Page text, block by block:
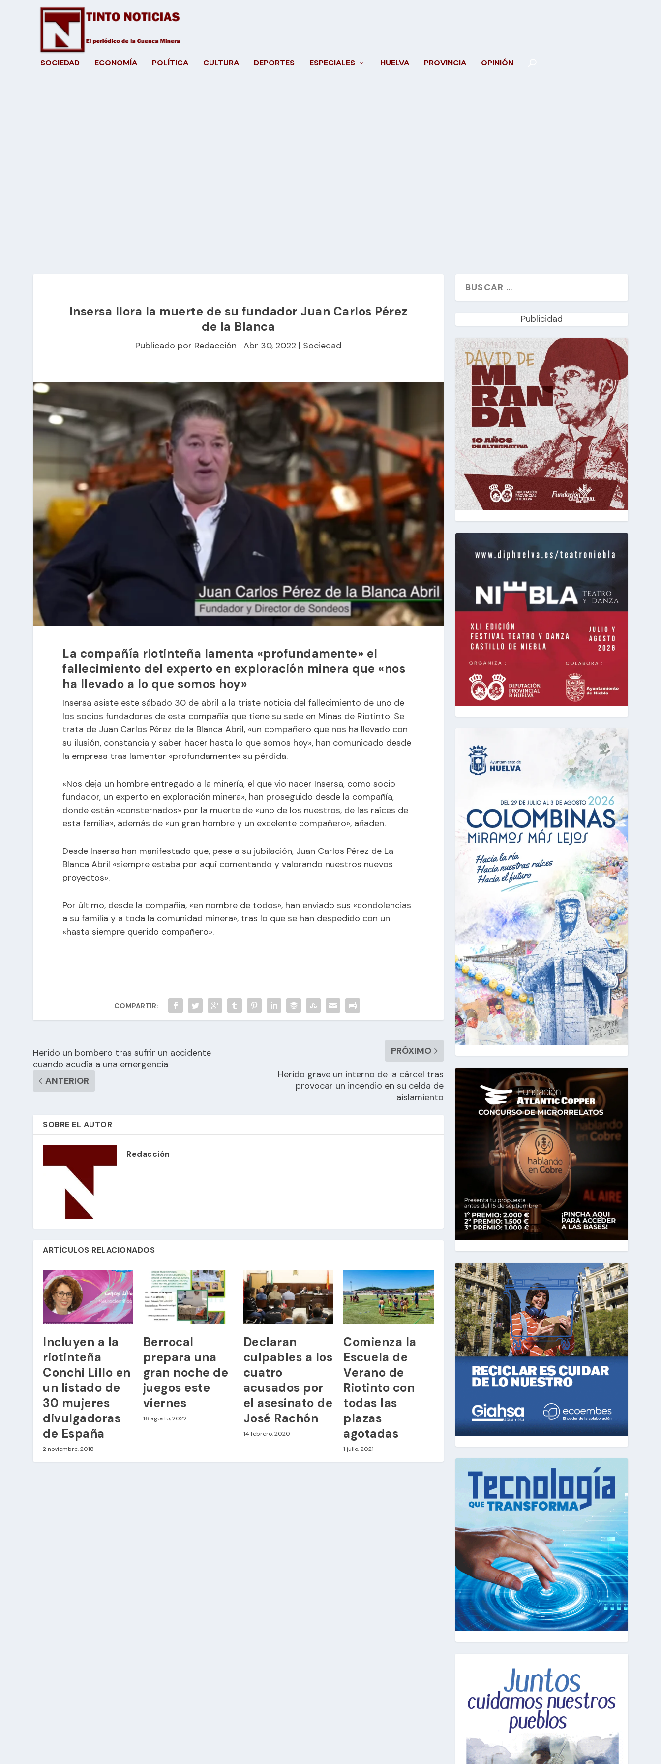
SOCIEDAD ECONOMÍA POLÍTICA CULTURA DEPORTES ESPECIALES HUELVA PROVINCIA OPINIÓN
Insersa llora la muerte de su fundador Juan Carlos Pérez
de la Blanca
Publicado por Redacción |Abr 30, 2022 | Sociedad
La compañía riotinteña lamenta «profundamente» el
fallecimiento del experto en exploración minera que «nos
ha llevado a lo que somos hoy»
Insersa asiste este sábado 30 de abril a la triste noticia del fallecimiento de uno de
los socios fundadores de esta compañía que tiene su sede en Minas de Riotinto. Se
trata de Juan Carlos Pérez de la Blanca Abril, «un compañero que nos ha llevado con
su ilusión, constancia y saber hacer hasta lo que somos hoy», han comunicado desde
la empresa tras lamentar «profundamente» su pérdida.
«Nos deja un hombre entregado a la minería, el que vio nacer Insersa, como socio
fundador, un experto en exploración minera», han proseguido desde la compañía,
donde están «consternados» por la muerte de «uno de los nuestros, de las raíces de
esta familia», además de «un gran hombre y un excelente compañero», añaden.
Desde Insersa han manifestado que, pese a su jubilación, Juan Carlos Pérez de La
Blanca Abril «siempre estaba por aquí comentando y valorando nuestros nuevos
proyectos».
Por último, desde la compañía, «en nombre de todos», han enviado sus «condolencias
a su familia y a toda la comunidad minera», tras lo que se han despedido con un
«hasta siempre querido compañero».
COMPARTIR:
Herido un bombero tras sufrir un accidente
cuando acudía a una emergencia
ANTERIOR
PRÓXIMO
Herido grave un interno de la cárcel tras
provocar un incendio en su celda de
aislamiento
SOBRE EL AUTOR
Redacción
ARTÍCULOS RELACIONADOS
Incluyen a la
riotinteña
Conchi Lillo en
un listado de
30 mujeres
divulgadoras
de España
2 noviembre, 2018
Berrocal
prepara una
gran noche de
juegos este
viernes
16 agosto, 2022
Declaran
culpables a los
cuatro
acusados por
el asesinato de
José Rachón
14 febrero, 2020
Comienza la
Escuela de
Verano de
Riotinto con
todas las
plazas
agotadas
1 julio, 2021
Publicidad